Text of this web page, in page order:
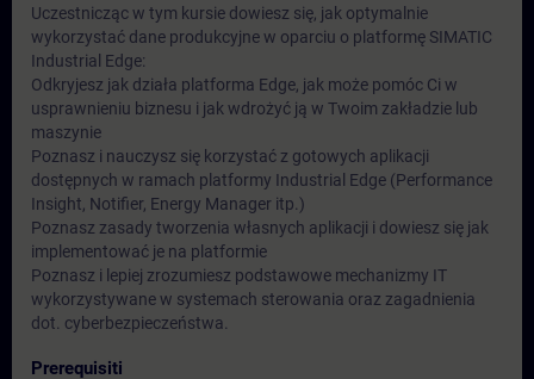
Uczestnicząc w tym kursie dowiesz się, jak optymalnie
wykorzystać dane produkcyjne w oparciu o platformę SIMATIC
Industrial Edge:
Odkryjesz jak działa platforma Edge, jak może pomóc Ci w
usprawnieniu biznesu i jak wdrożyć ją w Twoim zakładzie lub
maszynie
Poznasz i nauczysz się korzystać z gotowych aplikacji
dostępnych w ramach platformy Industrial Edge (Performance
Insight, Notifier, Energy Manager itp.)
Poznasz zasady tworzenia własnych aplikacji i dowiesz się jak
implementować je na platformie
Poznasz i lepiej zrozumiesz podstawowe mechanizmy IT
wykorzystywane w systemach sterowania oraz zagadnienia
dot. cyberbezpieczeństwa.
Prerequisiti